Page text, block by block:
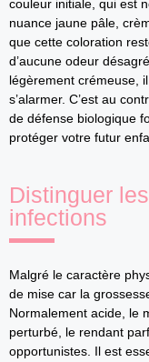
couleur initiale, qui est
nuance jaune pâle,
que cette coloration
d’aucune odeur
légèrement crémeuse,
s’alarmer. C’est au
de défense biologique
protéger votre futur
Distinguer
infections
Malgré le caractère
de mise car la
Normalement acide, le
perturbé, le rendant
opportunistes. Il est